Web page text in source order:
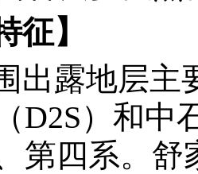
征】
出露地层主
D2S）和中
第四系。舒